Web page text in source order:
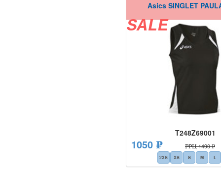
Asics SINGLET
SALE
T248Z69001
1050 ₽ РРЦ 1490 ₽
2XS XS S M L